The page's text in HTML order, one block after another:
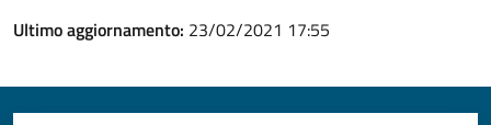
Ultimo aggiornamento: 23/02/2021 17:55